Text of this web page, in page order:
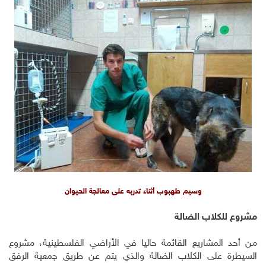
وسيم طهبوب أثناء تدربه على معالجة الحيوان
مشروع للكلاب الضالة
من أحد المشاريع القائمة حاليا في الأراضي الفلسطينية، مشروع
السيطرة على الكلاب الضالة والذي يتم عن طريق جمعية الرفق